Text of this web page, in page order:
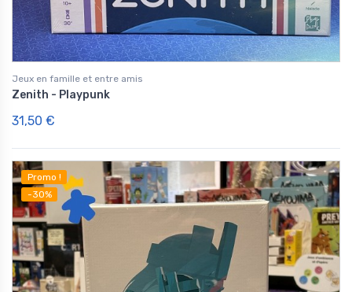
Jeux en famille et entre amis
Zenith - Playpunk
31,50 €
Promo !
-30%